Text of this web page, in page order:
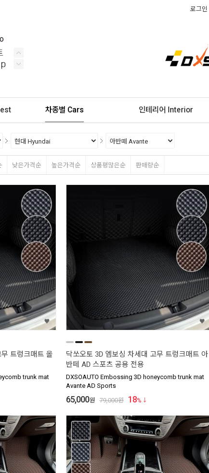
로그인
차종별 Cars 인테리어 Interior
낮은가격순 높은가격순 상품평많은순 판매량순
트렁크매트 올
trunk mat
닥쏘오토 3D 엠보싱 차세대 고무 트렁크매트 아
반떼 AD 스포츠 공용 전용
DXSOAUTO Embossing 3D honeycomb trunk mat
Avante AD Sports
65,000원 79,000원 18%